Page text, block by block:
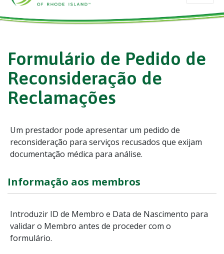
Formulário de Pedido de
Reconsideração de
Reclamações
Um prestador pode apresentar um pedido de
reconsideração para serviços recusados que exijam
documentação médica para análise.
Informação aos membros
Introduzir ID de Membro e Data de Nascimento para
validar o Membro antes de proceder com o
formulário.